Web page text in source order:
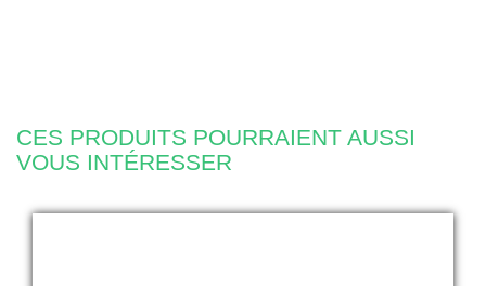
CES PRODUITS POURRAIENT AUSSI
VOUS INTÉRESSER